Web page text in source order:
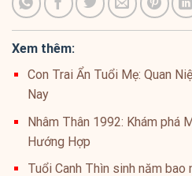
Xem thêm:
Con Trai Ẩn Tuổi Mẹ: Quan
Nay
Nhâm Thân 1992: Khám phá
Hướng Hợp
Tuổi Canh Thìn sinh năm bao